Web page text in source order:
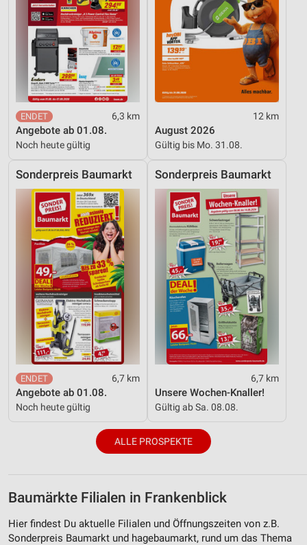
6,3 km
Angebote ab 01.08.
Noch heute gültig
12 km
August 2026
Gültig bis Mo. 31.08.
Sonderpreis Baumarkt
6,7 km
Angebote ab 01.08.
Noch heute gültig
Sonderpreis Baumarkt
6,7 km
Unsere Wochen-Knaller!
Gültig ab Sa. 08.08.
ALLE PROSPEKTE
Baumärkte Filialen in Frankenblick
Hier findest Du aktuelle Filialen und Öffnungszeiten von z.B.
Sonderpreis Baumarkt und hagebaumarkt, rund um das Thema